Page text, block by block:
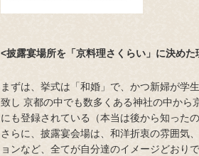
<披露宴場所を「京料理さくらい」に決めた
まずは、挙式は「和婚」で、かつ新婦が学
致し 京都の中でも数多くある神社の中から
にも登録されている（本当は後から知った
さらに、披露宴会場は、和洋折衷の雰囲気
ョンなど、全てが自分達のイメージどおり